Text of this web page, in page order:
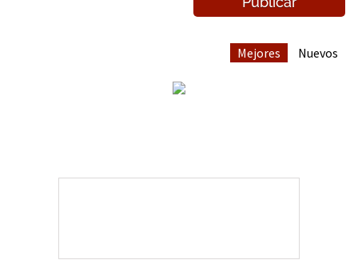
Mejores Nuevos